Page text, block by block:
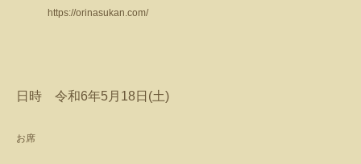
https://orinasukan.com/
日時 令和6年5月 18 日 (土)
お席